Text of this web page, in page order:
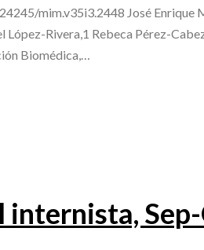
mim.v35i3.2448 José Enrique
Rivera,1 Rebeca Pérez-
Biomédica,…
internista,